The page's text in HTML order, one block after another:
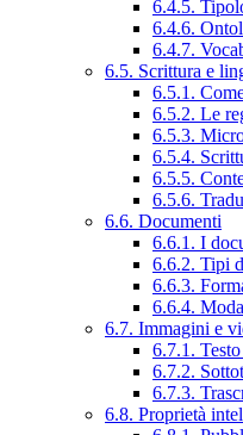
6.4.5.
6.4.6.
6.4.7.
6.5. Scrittura e
6.5.1.
6.5.2. Le
6.5.3.
6.5.4.
6.5.5.
6.5.6.
6.6. Documenti
6.6.1. I
6.6.2. Tipi
6.6.3.
6.6.4.
6.7. Immagini e
6.7.1.
6.7.2.
6.7.3.
6.8. Proprietà